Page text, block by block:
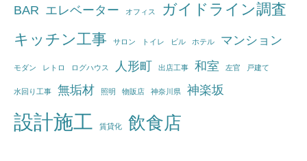
BAR エレベーター オフィス
ガイドライン調査
キッチン工事
サロン トイレ ビル ホテル マンション
モダン レトロ ログハウス 人形町 出店工事 和室 左官 戸建て
水回り工事 無垢材 照明 物販店 神奈川県 神楽坂
設計施工 賃貸化 飲食店